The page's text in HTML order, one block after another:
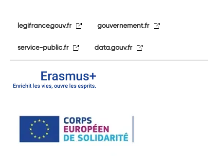
legifrance.gouv.fr gouvernement.fr
service-public.fr data.gouv.fr